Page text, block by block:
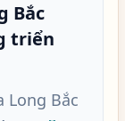
Bắc
triển
Long Bắc